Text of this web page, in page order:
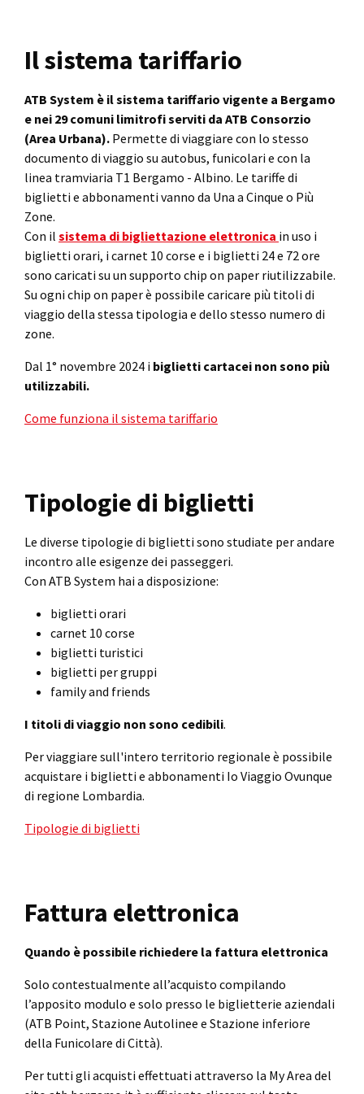
Il sistema tariffario
ATB System è il sistema tariffario vigente a Bergamo
e nei 29 comuni limitrofi serviti da ATB Consorzio
(Area Urbana). Permette di viaggiare con lo stesso
documento di viaggio su autobus, funicolari e con la
linea tramviaria T1 Bergamo - Albino. Le tariffe di
biglietti e abbonamenti vanno da Una a Cinque o Più
Zone.
Con il sistema di bigliettazione elettronica in uso i
biglietti orari, i carnet 10 corse e i biglietti 24 e 72 ore
sono caricati su un supporto chip on paper riutilizzabile.
Su ogni chip on paper è possibile caricare più titoli di
viaggio della stessa tipologia e dello stesso numero di
zone.
Dal 1° novembre 2024 i biglietti cartacei non sono più
utilizzabili.
Come funziona il sistema tariffario
Tipologie di biglietti
Le diverse tipologie di biglietti sono studiate per andare
incontro alle esigenze dei passeggeri.
Con ATB System hai a disposizione:
biglietti orari
carnet 10 corse
biglietti turistici
biglietti per gruppi
family and friends
I titoli di viaggio non sono cedibili.
Per viaggiare sull'intero territorio regionale è possibile
acquistare i biglietti e abbonamenti Io Viaggio Ovunque
di regione Lombardia.
Tipologie di biglietti
Fattura elettronica
Quando è possibile richiedere la fattura elettronica
Solo contestualmente all’acquisto compilando
l’apposito modulo e solo presso le biglietterie aziendali
(ATB Point, Stazione Autolinee e Stazione inferiore
della Funicolare di Città).
Per tutti gli acquisti effettuati attraverso la My Area del